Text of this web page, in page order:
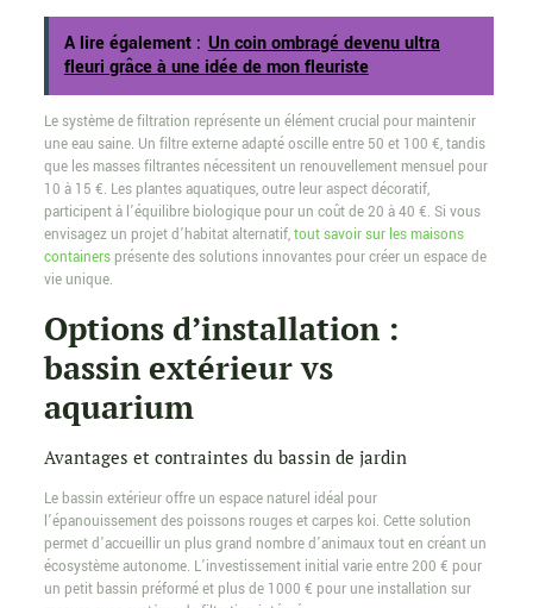
A lire également : Un coin ombragé devenu ultra
fleuri grâce à une idée de mon fleuriste
Le système de filtration représente un élément crucial pour maintenir
une eau saine. Un filtre externe adapté oscille entre 50 et 100 €, tandis
que les masses filtrantes nécessitent un renouvellement mensuel pour
10 à 15 €. Les plantes aquatiques, outre leur aspect décoratif,
participent à l’équilibre biologique pour un coût de 20 à 40 €. Si vous
envisagez un projet d’habitat alternatif,tout savoir sur les maisons
containersprésente des solutions innovantes pour créer un espace de
vie unique.
Options d’installation :
bassin extérieur vs
aquarium
Avantages et contraintes du bassin de jardin
Le bassin extérieur offre un espace naturel idéal pour
l’épanouissement des poissons rouges et carpes koi. Cette solution
permet d’accueillir un plus grand nombre d’animaux tout en créant un
écosystème autonome. L’investissement initial varie entre 200 € pour
un petit bassin préformé et plus de 1000 € pour une installation sur